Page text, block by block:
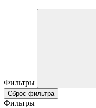
Фильтры
Сброс фильтра
Фильтры